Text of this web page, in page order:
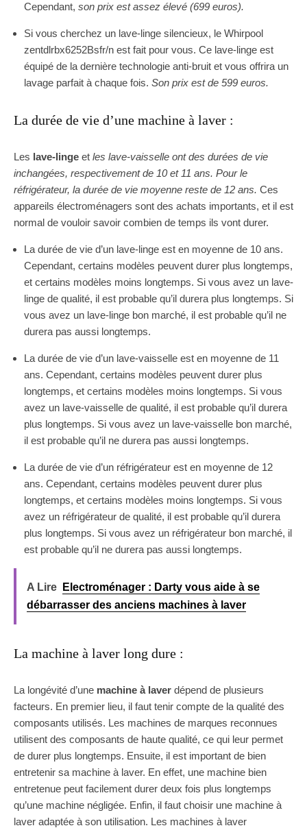
Cependant, son prix est assez élevé (699 euros).
Si vous cherchez un lave-linge silencieux, le Whirpool
zentdlrbx6252Bsfr/n est fait pour vous. Ce lave-linge est
équipé de la dernière technologie anti-bruit et vous offrira un
lavage parfait à chaque fois. Son prix est de 599 euros.
La durée de vie d’une machine à laver :
Les lave-linge et les lave-vaisselle ont des durées de vie
inchangées, respectivement de 10 et 11 ans. Pour le
réfrigérateur, la durée de vie moyenne reste de 12 ans. Ces
appareils électroménagers sont des achats importants, et il est
normal de vouloir savoir combien de temps ils vont durer.
La durée de vie d’un lave-linge est en moyenne de 10 ans.
Cependant, certains modèles peuvent durer plus longtemps,
et certains modèles moins longtemps. Si vous avez un lave-
linge de qualité, il est probable qu’il durera plus longtemps. Si
vous avez un lave-linge bon marché, il est probable qu’il ne
durera pas aussi longtemps.
La durée de vie d’un lave-vaisselle est en moyenne de 11
ans. Cependant, certains modèles peuvent durer plus
longtemps, et certains modèles moins longtemps. Si vous
avez un lave-vaisselle de qualité, il est probable qu’il durera
plus longtemps. Si vous avez un lave-vaisselle bon marché,
il est probable qu’il ne durera pas aussi longtemps.
La durée de vie d’un réfrigérateur est en moyenne de 12
ans. Cependant, certains modèles peuvent durer plus
longtemps, et certains modèles moins longtemps. Si vous
avez un réfrigérateur de qualité, il est probable qu’il durera
plus longtemps. Si vous avez un réfrigérateur bon marché, il
est probable qu’il ne durera pas aussi longtemps.
A Lire
Electroménager : Darty vous aide à se
débarrasser des anciens machines à laver
La machine à laver long dure :
La longévité d’une machine à laver dépend de plusieurs
facteurs. En premier lieu, il faut tenir compte de la qualité des
composants utilisés. Les machines de marques reconnues
utilisent des composants de haute qualité, ce qui leur permet
de durer plus longtemps. Ensuite, il est important de bien
entretenir sa machine à laver. En effet, une machine bien
entretenue peut facilement durer deux fois plus longtemps
qu’une machine négligée. Enfin, il faut choisir une machine à
laver adaptée à son utilisation. Les machines à laver